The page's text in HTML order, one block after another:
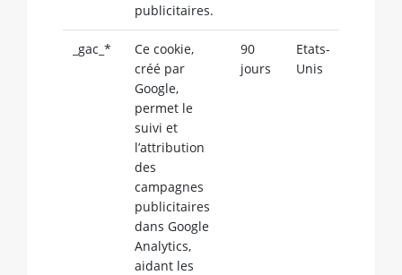
publicitaires.
_gac_*
Ce cookie,
créé par
Google,
permet le
suivi et
l’attribution
des
campagnes
publicitaires
dans Google
Analytics,
aidant les
90
jours
Etats-
Unis